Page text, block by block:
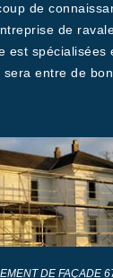
de
de
est spécialisées
sera entre de
DE FAÇADE